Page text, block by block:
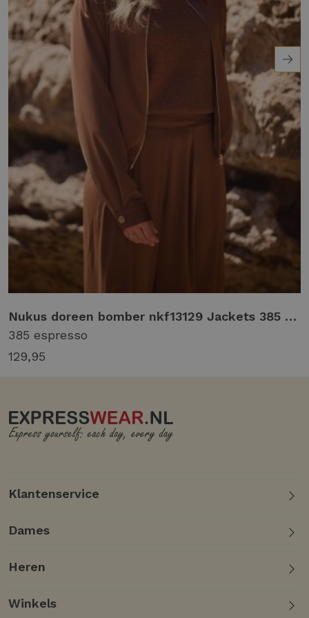
tijdens de koude Nederlandse dagen.
Ontdek het zelf en voeg deze must-have toe
aan je collectie!
Nukus doreen bomber nkf13129 Jackets 385 espresso
385 espresso
129,95
Klantenservice
Dames
Heren
Winkels